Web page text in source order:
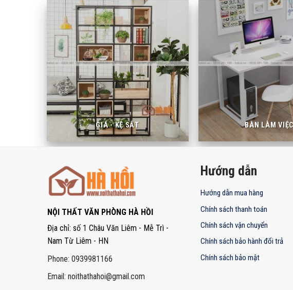
GIÁ - KỆ SẮT BÀN LÀM
NỘI THẤT VĂN PHÒNG HÀ HỒI
Địa chỉ: số 1 Châu Văn Liêm - Mễ Trì -
Nam Từ Liêm - HN
Phone: 0939981166
Email: noithathahoi@gmail.com
Hướng dẫn
Hướng dẫn mua hàng
Chính sách thanh toán
Chính sách vận chuyển
Chính sách bảo hành đổi trả
Chính sách bảo mật